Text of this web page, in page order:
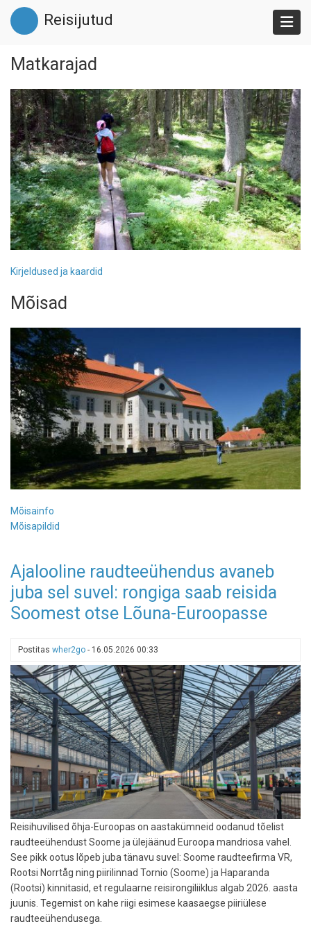
Liigu
edasi
põhisisu
Reisijutud
Matkarajad
Kirjeldused ja kaardid
Mõisad
Mõisainfo
Mõisapildid
Ajalooline raudteeühendus avaneb
juba sel suvel: rongiga saab reisida
Soomest otse Lõuna-Euroopasse
Postitas wher2go - 16.05.2026 00:33
Reisihuvilised õhja-Euroopas on aastakümneid oodanud tõelist
raudteeühendust Soome ja ülejäänud Euroopa mandriosa vahel.
See pikk ootus lõpeb juba tänavu suvel: Soome raudteefirma VR,
Rootsi Norrtåg ning piirilinnad Tornio (Soome) ja Haparanda
(Rootsi) kinnitasid, et regulaarne reisirongiliiklus algab 2026. aasta
juunis. Tegemist on kahe riigi esimese kaasaegse piiriülese
raudteeühendusega.